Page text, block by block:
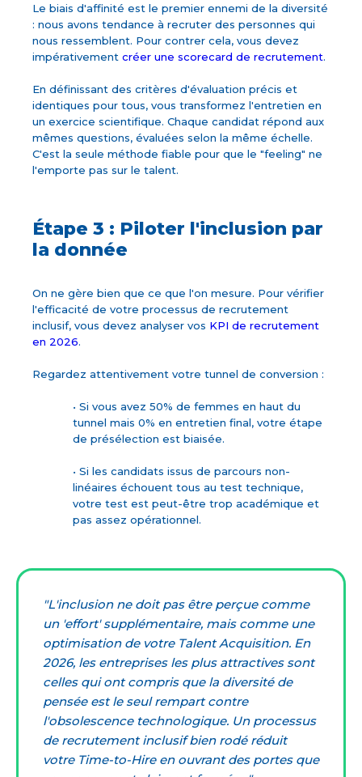
Le biais d'affinité est le premier ennemi de la diversité
: nous avons tendance à recruter des personnes qui
nous ressemblent. Pour contrer cela, vous devez
impérativementcréer une scorecard de recrutement.
En définissant des critères d'évaluation précis et
identiques pour tous, vous transformez l'entretien en
un exercice scientifique. Chaque candidat répond aux
mêmes questions, évaluées selon la même échelle.
C'est la seule méthode fiable pour que le "feeling" ne
l'emporte pas sur le talent.
Étape 3 : Piloter l'inclusion par
la donnée
On ne gère bien que ce que l'on mesure. Pour vérifier
l'efficacité de votre processus de recrutement
inclusif, vous devez analyser vos KPI de recrutement
en 2026.
Regardez attentivement votre tunnel de conversion :
• Si vous avez 50% de femmes en haut du
tunnel mais 0% en entretien final, votre étape
de présélection est biaisée.
• Si les candidats issus de parcours non-
linéaires échouent tous au test technique,
votre test est peut-être trop académique et
pas assez opérationnel.
"L'inclusion ne doit pas être perçue comme
un 'effort' supplémentaire, mais comme une
optimisation de votre Talent Acquisition. En
2026, les entreprises les plus attractives sont
celles qui ont compris que la diversité de
pensée est le seul rempart contre
l'obsolescence technologique. Un processus
de recrutement inclusif bien rodé réduit
votre Time-to-Hire en ouvrant des portes que